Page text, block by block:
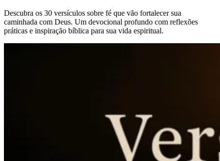
Descubra os 30 versículos sobre fé que vão fortalecer sua
caminhada com Deus. Um devocional profundo com reflexões
práticas e inspiração bíblica para sua vida espiritual.